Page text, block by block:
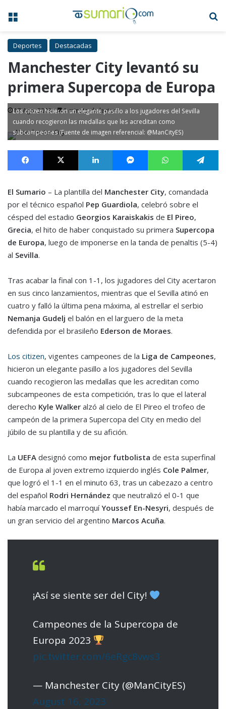
Menú
Deportes Destacadas
Manchester City levantó su
primera Supercopa de Europa
17 Ago, 2023 1 minuto de lectura
Los citizen hicieron un elegante pasillo a los jugadores del Sevilla
cuando recogieron las medallas que les acreditan como
subcampeones (Fuente de imagen referencial: @ManCityES)
Facebook X LinkedIn MessengerWhatsApp
El Sumario – La plantilla del Manchester City, comandada
por el técnico español Pep Guardiola, celebró sobre el
césped del estadio Georgios Karaiskakis de El Pireo,
Grecia, el hito de haber conquistado su primera Supercopa
de Europa, luego de imponerse en la tanda de penaltis (5-4)
al Sevilla.
Tras acabar la final con 1-1, los jugadores del City acertaron
en sus cinco lanzamientos, mientras que el Sevilla atinó en
cuatro y falló la última pena máxima, al estrellar el serbio
Nemanja Gudelj el balón en el larguero de la meta
defendida por el brasileño Ederson de Moraes.
Los citizen, vigentes campeones de la Liga de Campeones,
hicieron un elegante pasillo a los jugadores del Sevilla
cuando recogieron las medallas que les acreditan como
subcampeones de esta competición, tras lo que el lateral
derecho Kyle Walker alzó al cielo de El Pireo el trofeo de
campeón de la primera Supercopa del City en medio del
júbilo de su plantilla y de su afición.
La UEFA designó como mejor futbolista de esta superfinal
de Europa al joven extremo izquierdo inglés Cole Palmer,
que logró el 1-1 en el minuto 63, tras un cabezazo a centro
del español Rodri Hernández que neutralizó el 0-1 que
había marcado el marroquíYoussef En-Nesyri, después de
un gran servicio del argentino Marcos Acuña.
¡Así se siente ser del City!
Campeones de la Supercopa de
Europa 2023
pic.twitter.com/6eRgc8vws3
— Manchester City (@ManCityES)
August 16, 2023